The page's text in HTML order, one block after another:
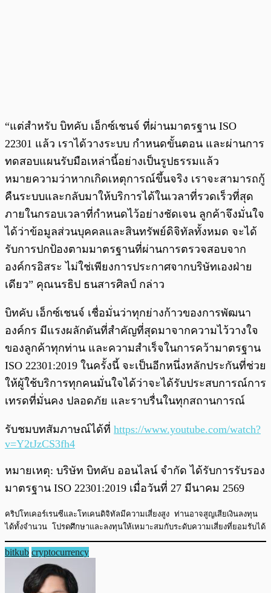
“แต่สำหรับ บิทคับ เอ็กซ์เชนจ์ ที่ผ่านมาตรฐาน ISO
22301 แล้ว เราได้วางระบบ กำหนดขั้นตอน และผ่านการ
ทดสอบแผนรับมือเหล่านี้อย่างเป็นรูปธรรมแล้ว
หมายความว่าหากเกิดเหตุการณ์ขึ้นจริง เราจะสามารถกู้
คืนระบบและกลับมาให้บริการได้ในเวลาที่รวดเร็วที่สุด
ภายในกรอบเวลาที่กำหนดไว้อย่างชัดเจน ลูกค้าจึงมั่นใจ
ได้ว่าข้อมูลส่วนบุคคลและสินทรัพย์ดิจิทัลทั้งหมด จะได้
รับการปกป้องตามมาตรฐานที่ผ่านการตรวจสอบจาก
องค์กรอิสระ ไม่ใช่เพียงการประกาศจากบริษัทเองฝ่าย
เดียว” คุณนรธิป ธนสารศิลป์ กล่าว
บิทคับ เอ็กซ์เชนจ์ เชื่อมั่นว่าทุกย่างก้าวของการพัฒนา
องค์กร มีแรงผลักดันที่สำคัญที่สุดมาจากความไว้วางใจ
ของลูกค้าทุกท่าน และความสำเร็จในการคว้ามาตรฐาน
ISO 22301:2019 ในครั้งนี้ จะเป็นอีกหนึ่งหลักประกันที่ช่วย
ให้ผู้ใช้บริการทุกคนมั่นใจได้ว่าจะได้รับประสบการณ์การ
เทรดที่มั่นคง ปลอดภัย และราบรื่นในทุกสถานการณ์
รับชมบทสัมภาษณ์ได้ที่ https://www.youtube.com/watch?
v=Y2tJzCS3fh4
หมายเหตุ: บริษัท บิทคับ ออนไลน์ จำกัด ได้รับการรับรอง
มาตรฐาน ISO 22301:2019 เมื่อวันที่ 27 มีนาคม 2569
คริปโทเคอร์เรนซีและโทเคนดิจิทัลมีความเสี่ยงสูง ท่านอาจสูญเสียเงินลงทุน
ได้ทั้งจำนวน โปรดศึกษาและลงทุนให้เหมาะสมกับระดับความเสี่ยงที่ยอมรับได้
bitkub cryptocurrency